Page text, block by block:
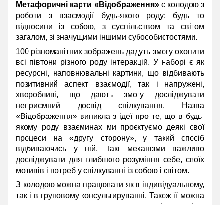
Метафоричні карти «Відображення»є колодою з
роботи з взаємодії будь-якого роду: будь то
відносини із собою, з суспільством та світом
загалом, зі значущими іншими субособистостями.
100 різноманітних зображень дадуть змогу охопити
всі півтони різного роду інтеракцій. У наборі є як
ресурсні, наповнювальні картини, що відбивають
позитивний аспект взаємодії, так і напружені,
хворобливі, що дають змогу досліджувати
неприємний досвід спілкування. Назва
«Відображення» виникла з ідеї про те, що в будь-
якому роду взаєминах ми проєктуємо деякі свої
процеси на «другу сторону», у такий спосіб
відбиваючись у ній. Такі механізми важливо
досліджувати для глибшого розуміння себе, своїх
мотивів і потреб у спілкуванні із собою і світом.
З колодою можна працювати як в індивідуальному,
так і в груповому консультируванні. Також її можна